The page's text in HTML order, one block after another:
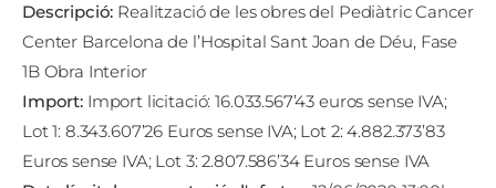
Descripció: Realització de les obres del Pediàtric Cancer
Center Barcelona de l’Hospital Sant Joan de Déu, Fase
1B Obra Interior
Import:Import licitació: 16.033.567’43 euros sense IVA;
Lot 1: 8.343.607’26 Euros sense IVA; Lot 2: 4.882.373’83
Euros sense IVA; Lot 3: 2.807.586’34 Euros sense IVA